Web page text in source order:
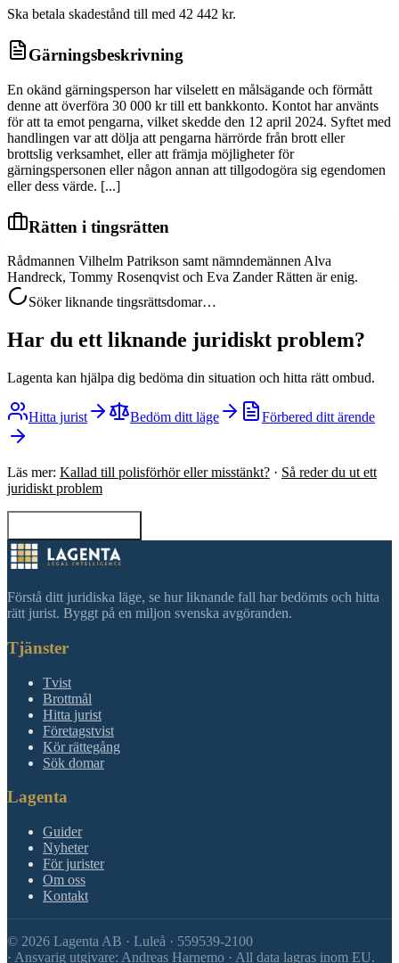
Ska betala skadestånd till med 42 442 kr.
Gärningsbeskrivning
En okänd gärningsperson har vilselett en målsägande och förmått
denne att överföra 30 000 kr till ett bankkonto. Kontot har använts
för att ta emot pengarna, vilket skedde den 12 april 2024. Syftet med
handlingen var att dölja att pengarna härrörde från brott eller
brottslig verksamhet, eller att främja möjligheter för
gärningspersonen eller någon annan att tillgodogöra sig egendomen
eller dess värde. [...]
Rätten i tingsrätten
Rådmannen Vilhelm Patrikson samt nämndemännen Alva
Handreck, Tommy Rosenqvist och Eva Zander Rätten är enig.
Söker liknande tingsrättsdomar…
Har du ett liknande juridiskt problem?
Lagenta kan hjälpa dig bedöma din situation och hitta rätt ombud.
Hitta jurist Bedöm ditt läge Förbered ditt ärende
Läs mer: Kallad till polisförhör eller misstänkt? · Så reder du ut ett
juridiskt problem
Förstå ditt juridiska läge, se hur liknande fall har bedömts och hitta
rätt jurist. Byggt på en miljon svenska avgöranden.
Tjänster
Tvist
Brottmål
Hitta jurist
Företagstvist
Kör rättegång
Sök domar
Lagenta
Guider
Nyheter
För jurister
Om oss
Kontakt
© 2026 Lagenta AB · Luleå · 559539-2100
· Ansvarig utgivare: Andreas Harnemo · All data lagras inom EU.